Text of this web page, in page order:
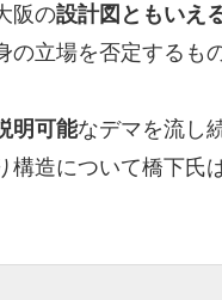
阪の設計図ともいえ
立場を否定するも
明可能なデマを流し
構造について橋下氏